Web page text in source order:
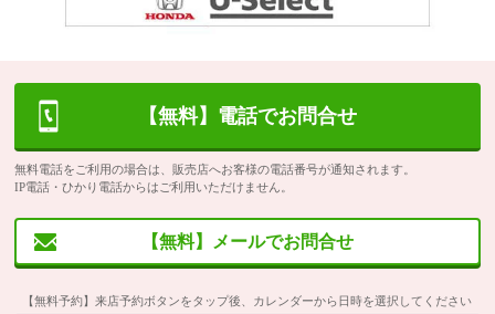
【無料】電話でお問合せ
無料電話をご利用の場合は、販売店へお客様の電話番号が通知されます。
IP電話・ひかり電話からはご利用いただけません。
【無料】メールでお問合せ
【無料予約】来店予約ボタンをタップ後、カレンダーから日時を選択してください